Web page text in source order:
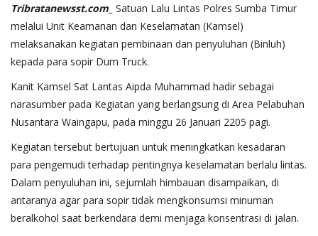
Tribratanewsst.com_ Satuan Lalu Lintas Polres Sumba Timur
melalui Unit Keamanan dan Keselamatan (Kamsel)
melaksanakan kegiatan pembinaan dan penyuluhan (Binluh)
kepada para sopir Dum Truck.
Kanit Kamsel Sat Lantas Aipda Muhammad hadir sebagai
narasumber pada Kegiatan yang berlangsung di Area Pelabuhan
Nusantara Waingapu, pada minggu 26 Januari 2205 pagi.
Kegiatan tersebut bertujuan untuk meningkatkan kesadaran
para pengemudi terhadap pentingnya keselamatan berlalu lintas.
Dalam penyuluhan ini, sejumlah himbauan disampaikan, di
antaranya agar para sopir tidak mengkonsumsi minuman
beralkohol saat berkendara demi menjaga konsentrasi di jalan.